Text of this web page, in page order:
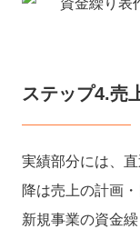
ステップ4.売
実績部分には、
降は売上の計画
新規事業の資金